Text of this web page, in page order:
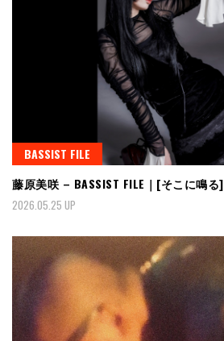
BASSIST FILE
藤原美咲 – BASSIST FILE｜[そこに鳴る]
2026.05.25 UP